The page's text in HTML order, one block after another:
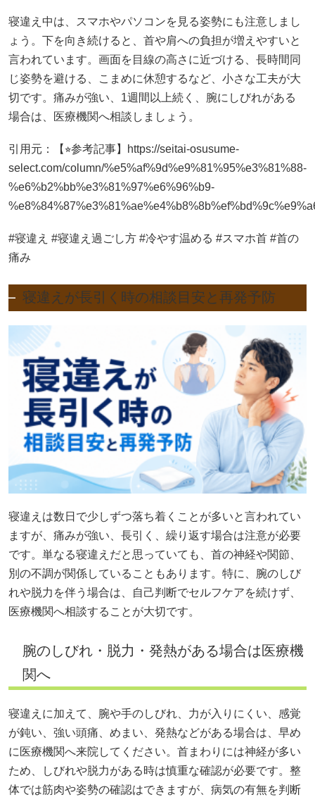
寝違え中は、スマホやパソコンを見る姿勢にも注意しまし
ょう。下を向き続けると、首や肩への負担が増えやすいと
言われています。画面を目線の高さに近づける、長時間同
じ姿勢を避ける、こまめに休憩するなど、小さな工夫が大
切です。痛みが強い、1週間以上続く、腕にしびれがある
場合は、医療機関へ相談しましょう。
引用元：【⭐︎参考記事】https://seitai-osusume-
select.com/column/%e5%af%9d%e9%81%95%e3%81%88-
%e6%b2%bb%e3%81%97%e6%96%b9-
#寝違え #寝違え過ごし方 #冷やす温める #スマホ首 #首の
痛み
寝違えが長引く時の相談目安と再発予防
寝違えは数日で少しずつ落ち着くことが多いと言われてい
ますが、痛みが強い、長引く、繰り返す場合は注意が必要
です。単なる寝違えだと思っていても、首の神経や関節、
別の不調が関係していることもあります。特に、腕のしび
れや脱力を伴う場合は、自己判断でセルフケアを続けず、
医療機関へ相談することが大切です。
腕のしびれ・脱力・発熱がある場合は医療機
関へ
寝違えに加えて、腕や手のしびれ、力が入りにくい、感覚
が鈍い、強い頭痛、めまい、発熱などがある場合は、早め
に医療機関へ来院してください。首まわりには神経が多い
ため、しびれや脱力がある時は慎重な確認が必要です。整
体では筋肉や姿勢の確認はできますが、病気の有無を判断